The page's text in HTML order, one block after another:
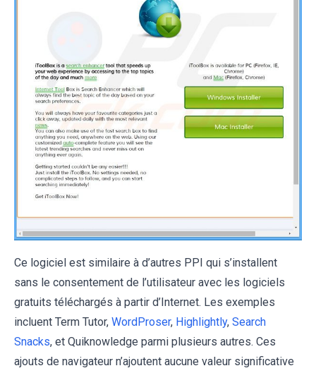
Ce logiciel est similaire à d’autres PPI qui s’installent
sans le consentement de l’utilisateur avec les logiciels
gratuits téléchargés à partir d’Internet. Les exemples
incluent Term Tutor, WordProser, Highlightly, Search
Snacks, et Quiknowledge parmi plusieurs autres. Ces
ajouts de navigateur n’ajoutent aucune valeur significative